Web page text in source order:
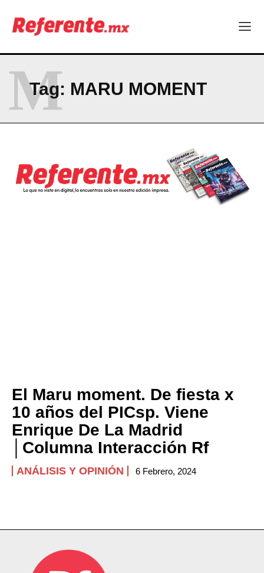
Más escuelas renovadas: fortalecen espacios para el regreso
a clases
partida
Company
CONTACT
PRIVACY POLICY
Tag: MARU MOMENT
M
El Maru moment. De fiesta x
10 años del PICsp. Viene
Enrique De La Madrid
│Columna Interacción Rf
ANÁLISIS Y OPINIÓN 6 Febrero, 2024